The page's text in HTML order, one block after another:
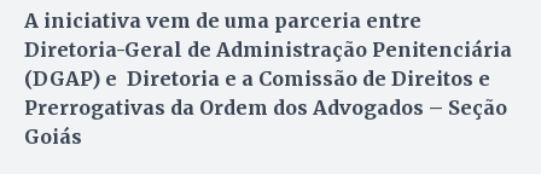
A iniciativa vem de uma parceria entre
Diretoria-Geral de Administração Penitenciária
(DGAP) e Diretoria e a Comissão de Direitos e
Prerrogativas da Ordem dos Advogados – Seção
Goiás